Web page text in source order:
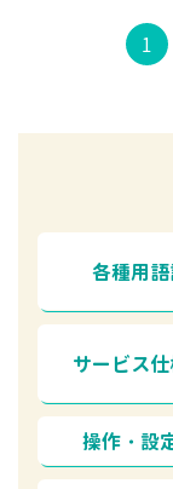
1
各種用
サービス
操作・設